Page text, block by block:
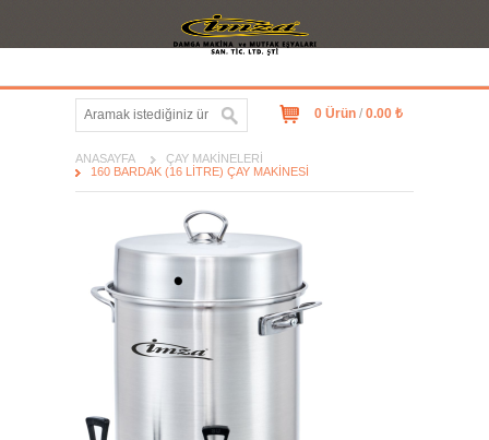
0 Ürün / 0.00 ₺
ANASAYFA
ÇAY MAKINELERI
160 BARDAK (16 LITRE) ÇAY MAKINESI